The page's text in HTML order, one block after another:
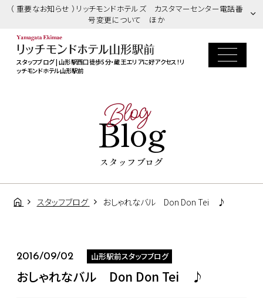
（ 重要なお知らせ ）リッチモンドホテルズ カスタマーセンター電話番
号変更について ほか
スタッフブログ | 山形駅西口徒歩5分・蔵王エリアに好アクセス！リ
ッチモンドホテル山形駅前
Blog
Blog
スタッフブログ
スタッフブログ おしゃれなバル Don Don Tei ♪
2016/09/02 山形駅前スタッフブログ
おしゃれなバル Don Don Tei ♪